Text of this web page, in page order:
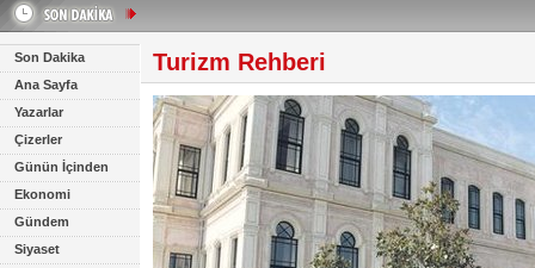
Son Dakika
Ana Sayfa
Yazarlar
Çizerler
Günün İçinden
Ekonomi
Gündem
Siyaset
Turizm Rehberi